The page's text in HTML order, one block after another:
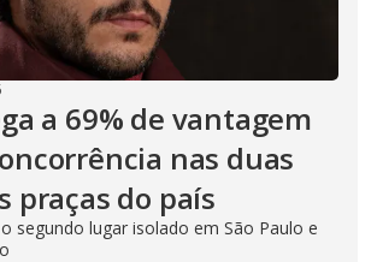
a 69% de vantagem
nas duas
praças do país
segundo lugar isolado em São Paulo e